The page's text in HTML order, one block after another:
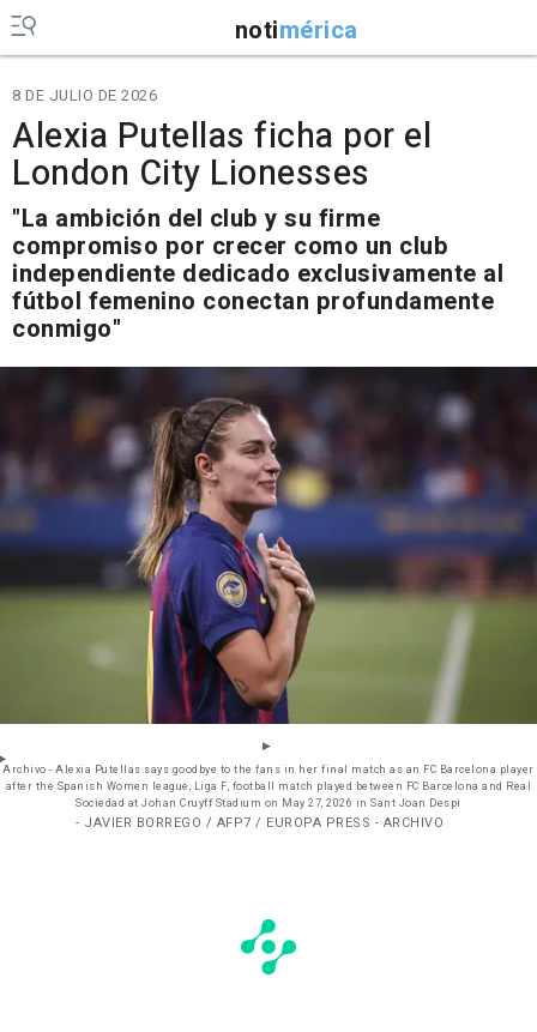
notimérica
8 DE JULIO DE 2026
Alexia Putellas ficha por el
London City Lionesses
"La ambición del club y su firme
compromiso por crecer como un club
independiente dedicado exclusivamente al
fútbol femenino conectan profundamente
conmigo"
Archivo - Alexia Putellas says goodbye to the fans in her final match as an FC Barcelona player
after the Spanish Women league, Liga F, football match played between FC Barcelona and Real
Sociedad at Johan Cruyff Stadium on May 27, 2026 in Sant Joan Despi
- JAVIER BORREGO / AFP7 / EUROPA PRESS - ARCHIVO